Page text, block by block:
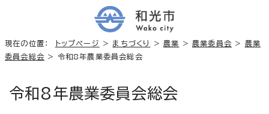
現在の位置： トップページ > まちづくり > 農業 > 農業委員会 >
農業
委員会総会 > 令和8年農業委員会総会
令和8年農業委員会総会